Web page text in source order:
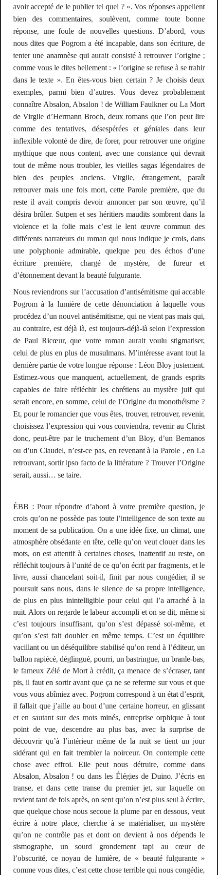
avoir accepté de le publier tel quel ? ». Vos réponses appellent
bien des commentaires, soulèvent, comme toute bonne
réponse, une foule de nouvelles questions. D’abord, vous
nous dites que Pogroma été incapable, dans son écriture, de
tenter une anamnèse qui aurait consisté à retrouver l’origine ;
comme vous le dites bellement : « l’origine se refuse à se trahir
dans le texte ». En êtes-vous bien certain ? Je choisis deux
exemples, parmi bien d’autres. Vous devez probablement
connaîtreAbsalon, Absalon ! de William Faulkner ou La Mort
de Virgile d’Hermann Broch, deux romans que l’on peut lire
comme des tentatives, désespérées et géniales dans leur
inflexible volonté de dire, de forer, pour retrouver une origine
mythique que nous content, avec une constance qui devrait
tout de même nous troubler, les vieilles sagas légendaires de
bien des peuples anciens. Virgile, étrangement, paraît
retrouver mais une fois mort, cette Parole première, que du
reste il avait compris devoir annoncer par son œuvre, qu’il
désira brûler. Sutpen et ses héritiers maudits sombrent dans la
violence et la folie mais c’est le lent œuvre commun des
différents narrateurs du roman qui nous indique je crois, dans
une polyphonie admirable, quelque peu des échos d’une
écriture première, chargé de mystère, de fureur et
d’étonnement devant la beauté fulgurante.
Nous reviendrons sur l’accusation d’antisémitisme qui accable
Pogromà la lumière de cette dénonciation à laquelle vous
procédez d’un nouvel antisémitisme, quine vient pas mais qui,
au contraire,est déjà là, est toujours-déjà-là selon l’expression
de Paul Ricœur, que votre roman aurait voulu stigmatiser,
celui de plus en plus de musulmans. M’intéresse avant tout la
dernière partie de votre longue réponse : Léon Bloy justement.
Estimez-vous que manquent, actuellement, de grands esprits
capables de faire réfléchir les chrétiens au mystère juif qui
serait encore, en somme, celui de l’Origine du monothéisme ?
Et, pour le romancier que vous êtes, trouver, retrouver, revenir,
choisissez l’expression qui vous conviendra, revenir au Christ
donc, peut-être par le truchement d’un Bloy, d’un Bernanos
ou d’un Claudel, n’est-ce pas, en revenant à la Parole , en La
retrouvant, sortiripso factode la littérature ? Trouver l’Origine
serait, aussi… se taire.
ÉBB : Pour répondre d’abord à votre première question, je
crois qu’on ne possède pas toute l’intelligence de son texte au
moment de sa publication. On a une idée fixe, un climat, une
atmosphère obsédante en tête, celle qu’on veut clouer dans les
mots, on est attentif à certaines choses, inattentif au reste, on
réfléchit toujours à l’unité de ce qu’on écrit par fragments, et le
livre, aussi chancelant soit-il, finit par nous congédier, il se
poursuit sans nous, dans le silence de sa propre intelligence,
de plus en plus inintelligible pour celui qui l’a arraché à la
nuit. Alors on regarde le labeur accompli et on se dit, même si
c’est toujours insuffisant, qu’on s’est dépassé soi-même, et
qu’on s’est fait doubler en même temps. C’est un équilibre
vacillant ou un déséquilibre stabilisé qu’on rend à l’éditeur, un
ballon rapiécé, déglingué, pourri, un bastringue, un branle-bas,
le fameux Zélé deMort à crédit, ça menace de s’écraser, tant
pis, il faut en sortir avant que ça ne se referme sur vous et que
vous vous abîmiez avec. Pogromcorrespond à un état d’esprit,
il fallait que j’aille au bout d’une certaine horreur, en glissant
et en sautant sur des mots minés, entreprise orphique à tout
point de vue, descendre au plus bas, avec la surprise de
découvrir qu’à l’intérieur même de la nuit se tient un jour
sidérant qui en fait trembler la noirceur. On contemple cette
chose avec effroi. Elle peut nous détruire, comme dans
Absalon, Absalon ! ou dans les Élégies de Duino. J’écris en
transe, et dans cette transe du premier jet, sur laquelle on
revient tant de fois après, on sent qu’on n’est plus seul à écrire,
que quelque chose nous secoue la plume par en dessous, veut
écrire à notre place, cherche à se matérialiser, un mystère
qu’on ne contrôle pas et dont on devient à nos dépends le
sismographe, un sourd grondement tapi au cœur de
l’obscurité, ce noyau de lumière, de « beauté fulgurante »
comme vous dites, c’est cette chose terrible qui nous congédie,